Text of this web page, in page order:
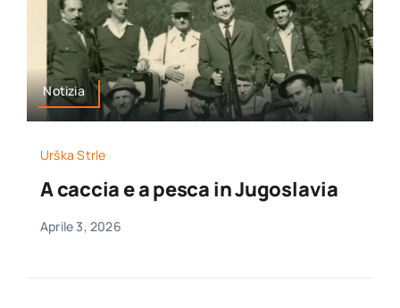
Notizia
Urška Strle
A caccia e a pesca in Jugoslavia
Aprile 3, 2026